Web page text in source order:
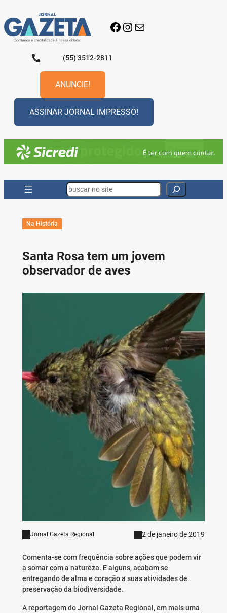
para
o
conteúdo
Facebook
Instagram
E-mail
(55) 3512-2811
ANUNCIE!
ASSINAR JORNAL IMPRESSO!
Search
Na História
Santa Rosa tem um jovem
observador de aves
Jornal Gazeta Regional 2 de janeiro de 2019
Comenta-se com frequência sobre ações que podem vir
a somar com a natureza. E alguns, acabam se
entregando de alma e coração a suas atividades de
preservação da biodiversidade.
A reportagem do Jornal Gazeta Regional, em mais uma